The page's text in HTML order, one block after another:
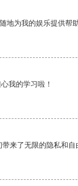
地为我的娱乐提供帮助
我的学习啦！
来了无限的隐私和自